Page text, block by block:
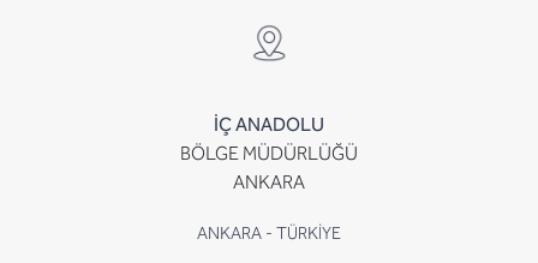
İÇ ANADOLU
BÖLGE MÜDÜRLÜĞÜ
ANKARA
ANKARA - TÜRKİYE